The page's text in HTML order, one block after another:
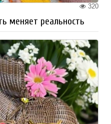
320
меняет реальность